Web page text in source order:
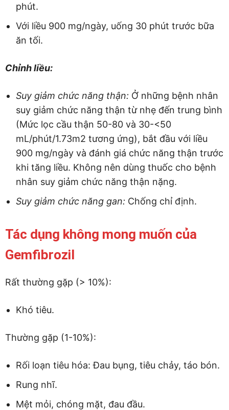
phút.
Với liều 900 mg/ngày, uống 30 phút trước bữa
ăn tối.
Chỉnh liều:
Suy giảm chức năng thận: Ở những bệnh nhân
suy giảm chức năng thận từ nhẹ đến trung bình
(Mức lọc cầu thận 50-80 và 30-<50
mL/phút/1.73m2 tương ứng), bắt đầu với liều
900 mg/ngày và đánh giá chức năng thận trước
khi tăng liều. Không nên dùng thuốc cho bệnh
nhân suy giảm chức năng thận nặng.
Suy giảm chức năng gan: Chống chỉ định.
Tác dụng không mong muốn của
Gemfibrozil
Rất thường gặp (> 10%):
Khó tiêu.
Thường gặp (1-10%):
Rối loạn tiêu hóa: Đau bụng, tiêu chảy, táo bón.
Rung nhĩ.
Mệt mỏi, chóng mặt, đau đầu.